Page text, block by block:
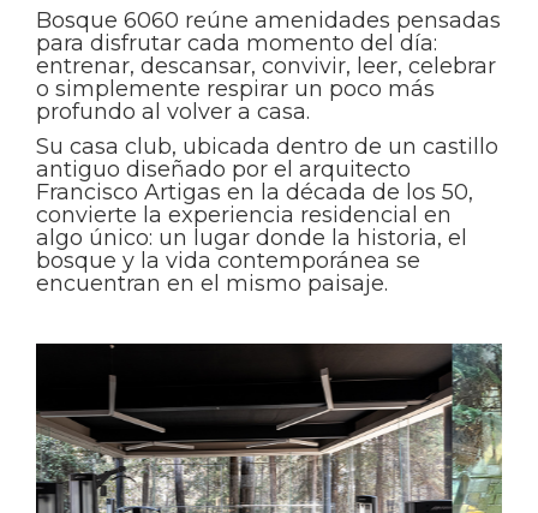
Bosque 6060 reúne amenidades pensadas
para disfrutar cada momento del día:
entrenar, descansar, convivir, leer, celebrar
o simplemente respirar un poco más
profundo al volver a casa.
Su casa club, ubicada dentro de un castillo
antiguo diseñado por el arquitecto
Francisco Artigas en la década de los 50,
convierte la experiencia residencial en
algo único: un lugar donde la historia, el
bosque y la vida contemporánea se
encuentran en el mismo paisaje.